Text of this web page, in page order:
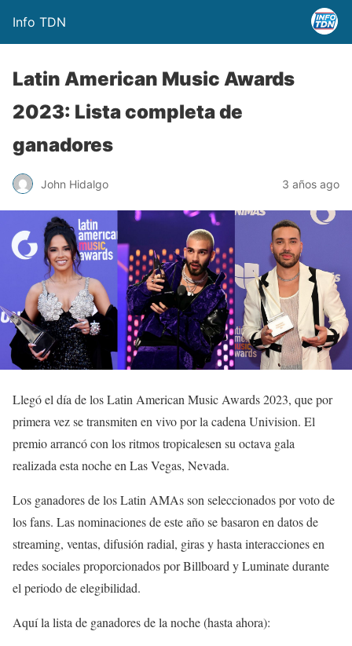
Info TDN
Latin American Music Awards
2023: Lista completa de
ganadores
John Hidalgo 3 años ago
Llegó el día de los Latin American Music Awards 2023, que por
primera vez se transmiten en vivo por la cadena Univision. El
premio arrancó con los ritmos tropicalesen su octava gala
realizada esta noche en Las Vegas, Nevada.
Los ganadores de los Latin AMAs son seleccionados por voto de
los fans. Las nominaciones de este año se basaron en datos de
streaming, ventas, difusión radial, giras y hasta interacciones en
redes sociales proporcionados por Billboard y Luminate durante
el periodo de elegibilidad.
Aquí la lista de ganadores de la noche (hasta ahora):